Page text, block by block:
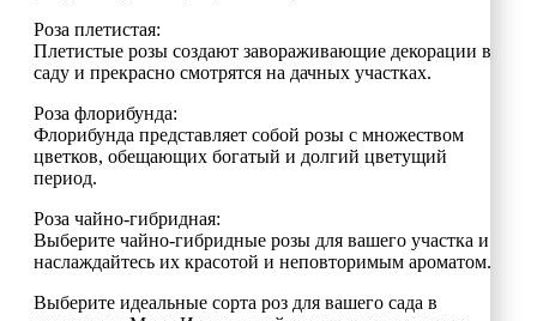
Роза плетистая:
Плетистые розы создают завораживающие декорации в
саду и прекрасно смотрятся на дачных участках.
Роза флорибунда:
Флорибунда представляет собой розы с множеством
цветков, обещающих богатый и долгий цветущий
период.
Роза чайно-гибридная:
Выберите чайно-гибридные розы для вашего участка и
наслаждайтесь их красотой и неповторимым ароматом.
Выберите идеальные сорта роз для вашего сада в